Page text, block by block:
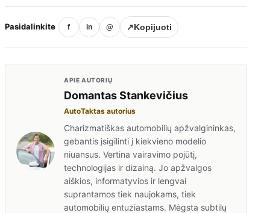
Pasidalinkite f in @ ↗Kopijuoti
APIE AUTORIŲ
Domantas Stankevičius
AutoTaktas autorius
Charizmatiškas automobilių apžvalgininkas,
gebantis įsigilinti į kiekvieno modelio
niuansus. Vertina vairavimo pojūtį,
technologijas ir dizainą. Jo apžvalgos
aiškios, informatyvios ir lengvai
suprantamos tiek naujokams, tiek
automobilių entuziastams. Mėgsta subtilų